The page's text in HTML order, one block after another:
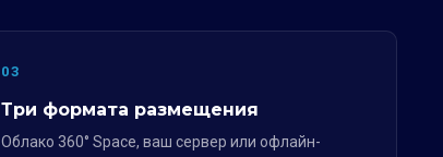
03
Три формата размещения
Облако 360° Space, ваш сервер или офлайн-